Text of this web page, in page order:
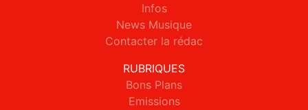
Infos
News Musique
Contacter la rédac
RUBRIQUES
Bons Plans
Emissions